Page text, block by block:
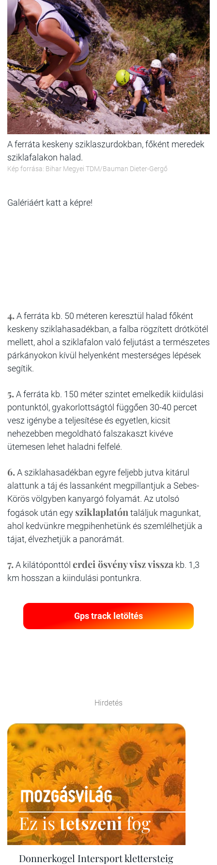
A ferráta keskeny sziklaszurdokban, főként meredek
sziklafalakon halad.
Kép forrása: Bihar Megyei TDM/Bauman Dieter-Gergő
Galériáért katt a képre!
4.A ferráta kb. 50 méteren keresztül halad főként
keskeny sziklahasadékban, a falba rögzített drótkötél
mellett, ahol a sziklafalon való feljutást a természetes
párkányokon kívül helyenként mesterséges lépések
segítik.
5.A ferráta kb. 150 méter szintet emelkedik kiidulási
pontunktól, gyakorlottságtól függően 30-40 percet
vesz igénybe a teljesítése és egyetlen, kicsit
nehezebben megoldható falszakaszt kivéve
ütemesen lehet haladni felfelé.
6.A sziklahasadékban egyre feljebb jutva kitárul
alattunk a táj és lassanként megpillantjuk a Sebes-
Körös völgyben kanyargó folyamát. Az utolsó
fogások után egy sziklaplatón találjuk magunkat,
ahol kedvünkre megpihenhetünk és szemlélhetjük a
tájat, élvezhetjük a panorámát.
7.A kilátóponttól erdei ösvény visz vissza kb. 1,3
km hosszan a kiindulási pontunkra.
Gps track letöltés
Hirdetés
Ez istetszenifog
Donnerkogel Intersport klettersteig